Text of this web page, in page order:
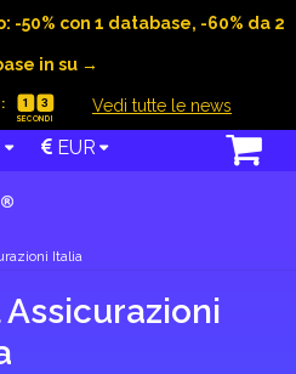
-50% con 1 database, -60% da 2
in su →
1 2 Vedi tutte le news
EUR
Italia